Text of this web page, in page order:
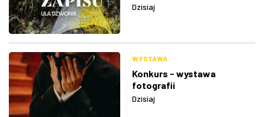
Dzisiaj
WYSTAWA
Konkurs - wystawa
fotografii
Dzisiaj